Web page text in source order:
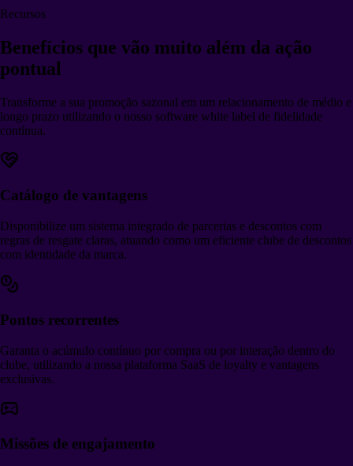
Recursos
Benefícios que vão muito além da ação
pontual
Transforme a sua promoção sazonal em um relacionamento de médio e
longo prazo utilizando o nosso software white label de fidelidade
contínua.
Catálogo de vantagens
Disponibilize um sistema integrado de parcerias e descontos com
regras de resgate claras, atuando como um eficiente clube de descontos
com identidade da marca.
Pontos recorrentes
Garanta o acúmulo contínuo por compra ou por interação dentro do
clube, utilizando a nossa plataforma SaaS de loyalty e vantagens
exclusivas.
Missões de engajamento